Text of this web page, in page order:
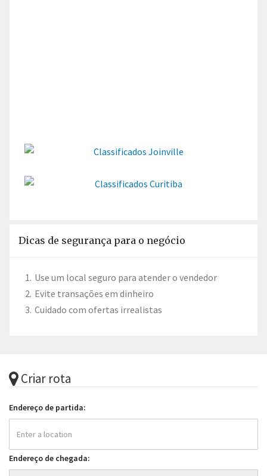
Dicas de segurança para o negócio
Use um local seguro para atender o vendedor
Evite transações em dinheiro
Cuidado com ofertas irrealistas
Criar rota
Endereço de partida:
Endereço de chegada: